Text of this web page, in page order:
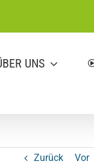
UNS
Zurück Vor